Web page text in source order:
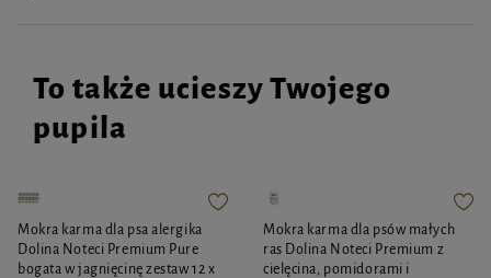
To także ucieszy Twojego
pupila
Mokra karma dla psa alergika
Dolina Noteci Premium Pure
bogata w jagnięcinę zestaw 12 x
Mokra karma dla psów małych
ras Dolina Noteci Premium z
cielęcina, pomidorami i